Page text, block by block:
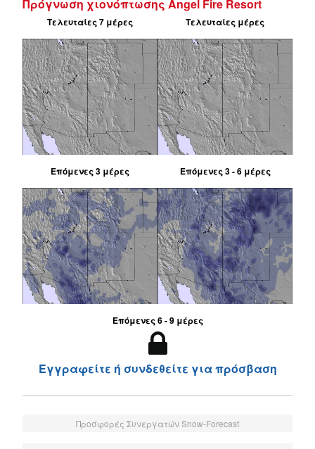
Πρόγνωση χιονόπτωσης Angel Fire Resort
Τελευταίες 7 μέρες Τελευταίες μέρες
Επόμενες 3 μέρες Επόμενες 3 - 6 μέρες
Επόμενες 6 - 9 μέρες
Εγγραφείτε ή συνδεθείτε για πρόσβαση
Προσφορές Συνεργατών Snow-Forecast